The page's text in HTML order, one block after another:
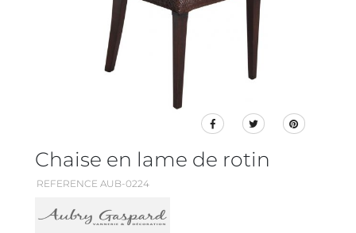
Chaise en lame de rotin
REFERENCE AUB-0224